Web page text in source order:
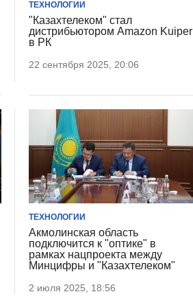
ТЕХНОЛОГИИ
"Казахтелеком" стал
дистрибьютором Amazon Kuiper
в РК
22 сентября 2025, 20:06
ТЕХНОЛОГИИ
Акмолинская область
подключится к "оптике" в
рамках нацпроекта между
Минцифры и "Казахтелеком"
2 июля 2025, 18:56